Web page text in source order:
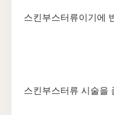
스킨부스터류이기에
스킨부스터류 시술을